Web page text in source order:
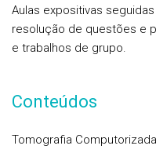
Aulas expositivas
resolução de questões e
e trabalhos de grupo.
Conteúdos
Tomografia